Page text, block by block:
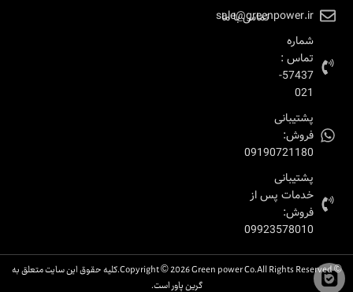
sale@greenpower.ir
شماره
تماس :
57437-
021
پشتیبانی
فروش:
09190721180
پشتیبانی
خدمات پس از
فروش:
09923578010
تماس با ما
© Copyright © 2026 Green power Co.All Rights Reserved.کلیه حقوق این سایت متعلق به
گرین پاور است.